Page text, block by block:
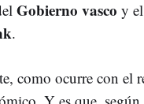
Gobierno vasco y
.
como ocurre con el